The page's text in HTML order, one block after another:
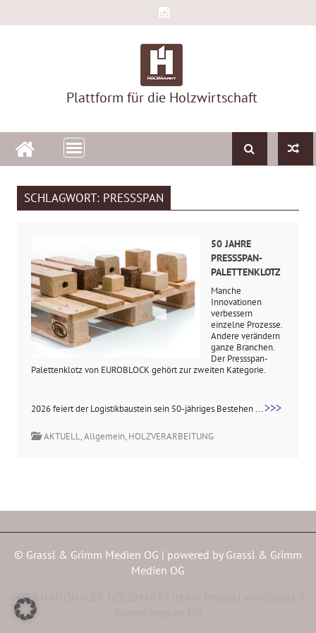
to
Plattform für die Holzwirtschaft
SCHLAGWORT: PRESSSPAN
50 JAHRE
PRESSSPAN-
PALETTENKLOTZ
Manche
Innovationen
verbessern
einzelne Prozesse.
Andere verändern
ganze Branchen.
Der Pressspan-
Palettenklotz von EUROBLOCK gehört zur zweiten Kategorie.
2026 feiert der Logistikbaustein sein 50-jähriges Bestehen ... >>>
AKTUELL,Allgemein, HOLZVERARBEITUNG
© Grassl & Grimm Medien OG | powered by Grassl & Grimm
Medien OG
INTERNATIONALER HOLZMARKT ist ein Produkt von Grassl &